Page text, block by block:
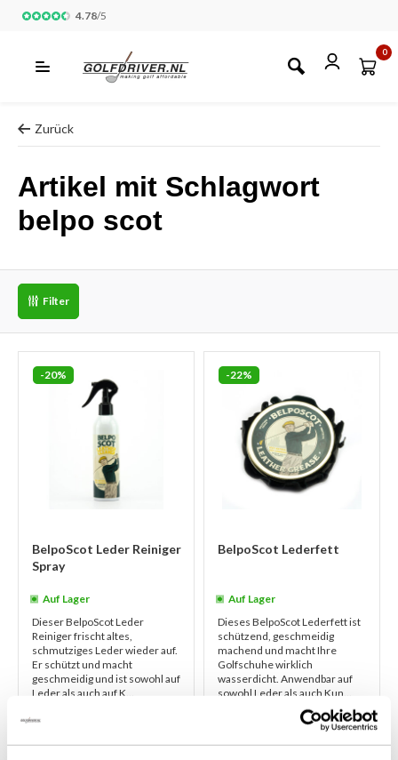
4.78/5
0
Zurück
Artikel mit Schlagwort
belpo scot
Filter
-20%
BelpoScot Leder Reiniger
Spray
Auf Lager
Dieser BelpoScot Leder
Reiniger frischt altes,
schmutziges Leder wieder auf.
Er schützt und macht
geschmeidig und ist sowohl auf
Leder als auch auf K...
€14,95
-22%
BelpoScot Lederfett
Auf Lager
Dieses BelpoScot Lederfett ist
schützend, geschmeidig
machend und macht Ihre
Golfschuhe wirklich
wasserdicht. Anwendbar auf
sowohl Leder als auch Kun...